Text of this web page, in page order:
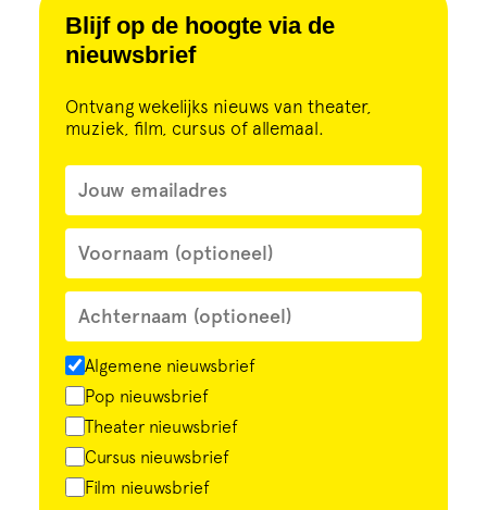
ECI Cultuurcafé
Over ons
Contact
Steun ons
Blijf op de hoogte via de
nieuwsbrief
Ontvang wekelijks nieuws van theater,
muziek, film, cursus of allemaal.
Algemene nieuwsbrief
Pop nieuwsbrief
Theater nieuwsbrief
Cursus nieuwsbrief
Film nieuwsbrief